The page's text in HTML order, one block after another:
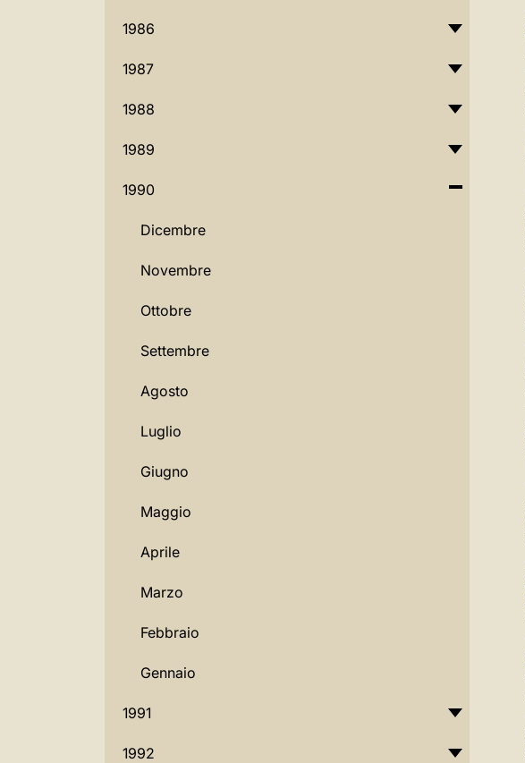
1986
1987
1988
1989
1990
Dicembre
Novembre
Ottobre
Settembre
Agosto
Luglio
Giugno
Maggio
Aprile
Marzo
Febbraio
Gennaio
1991
1992